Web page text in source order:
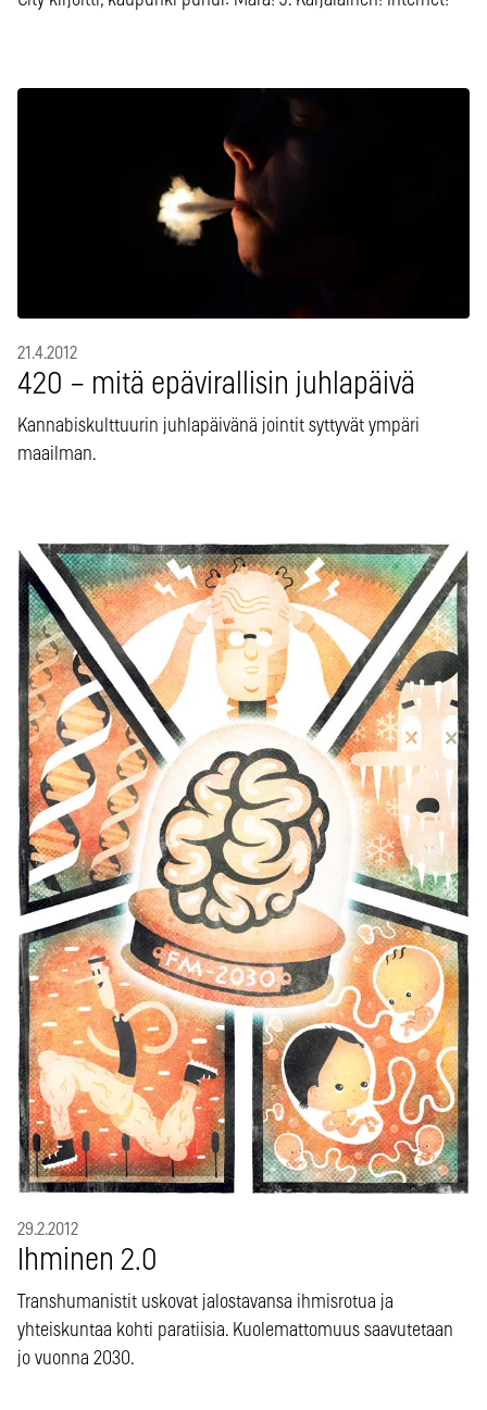
21.4.2012
420 – mitä epävirallisin juhlapäivä
Kannabiskulttuurin juhlapäivänä jointit syttyvät ympäri
maailman.
29.2.2012
Ihminen 2.0
Transhumanistit uskovat jalostavansa ihmisrotua ja
yhteiskuntaa kohti paratiisia. Kuolemattomuus saavutetaan
jo vuonna 2030.